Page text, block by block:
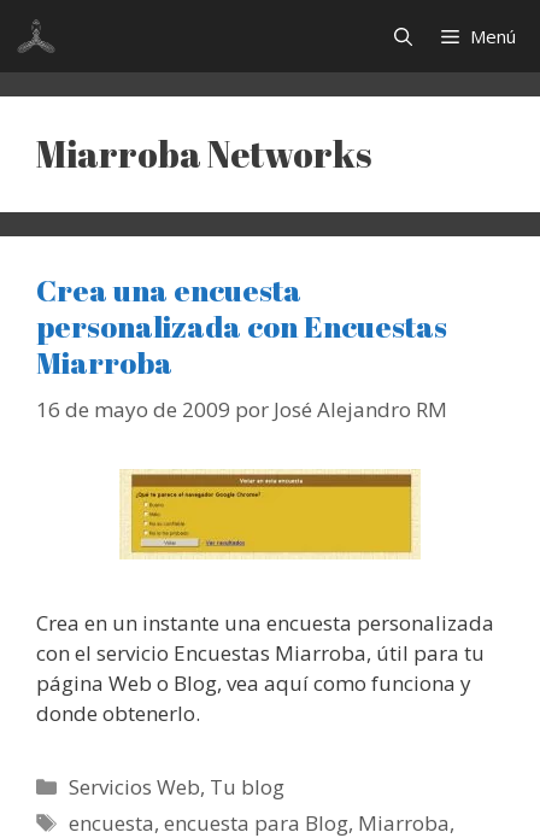
Saltar
contenido
Menú
Miarroba Networks
Crea una encuesta
personalizada con Encuestas
Miarroba
16 de mayo de 2009 por José Alejandro RM
Crea en un instante una encuesta personalizada
con el servicio Encuestas Miarroba, útil para tu
página Web o Blog, vea aquí como funciona y
donde obtenerlo.
Categorías
Servicios Web, Tu blog
Etiquetas
encuesta,encuesta para Blog, Miarroba,